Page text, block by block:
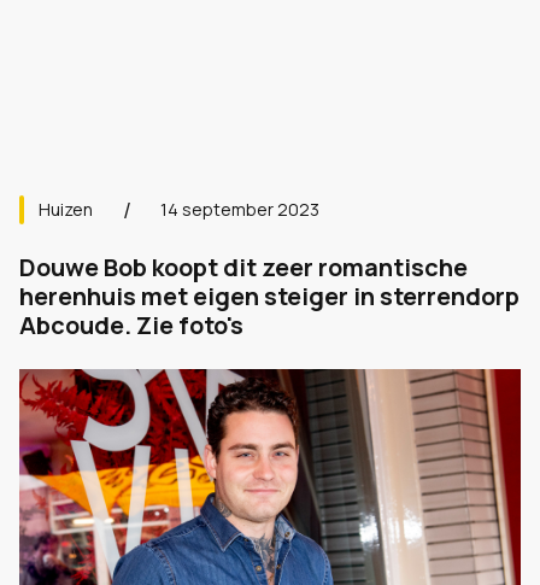
Huizen 14 september 2023
Douwe Bob koopt dit zeer romantische
herenhuis met eigen steiger in sterrendorp
Abcoude. Zie foto's